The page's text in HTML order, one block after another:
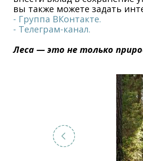
вы также можете задать
- Группа ВКонтакте.
- Телеграм-канал.
Леса — это не только